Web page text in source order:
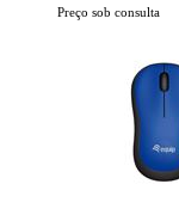
Preço sob consulta